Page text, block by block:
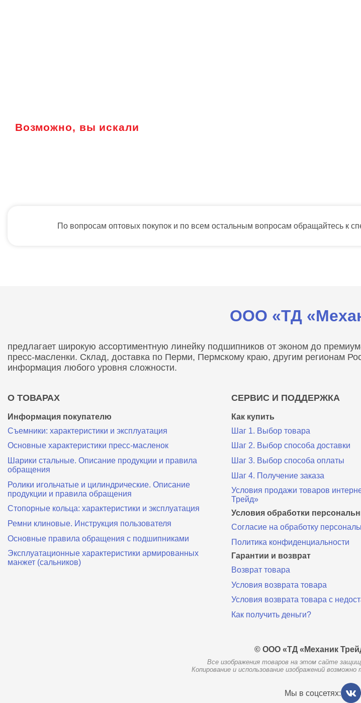
Возможно, вы искали
По вопросам оптовых покупок и по всем остальным вопросам обращайтесь к
ООО «ТД
предлагает широкую ассортиментную линейку подшипников от эконом до
пресс-масленки. Склад, доставка по Перми, Пермскому краю, другим регионам
информация любого уровня сложности.
О ТОВАРАХ
Информация покупателю
Съемники: характеристики и эксплуатация
Основные характеристики пресс‑масленок
Шарики стальные. Описание продукции и правила
обращения
Ролики игольчатые и цилиндрические. Описание
продукции и правила обращения
Стопорные кольца: характеристики и эксплуатация
Ремни клиновые. Инструкция пользователя
Основные правила обращения с подшипниками
Эксплуатационные характеристики армированных
манжет (сальников)
СЕРВИС И ПОДДЕРЖКА
Как купить
Шаг 1. Выбор товара
Шаг 2. Выбор способа доставки
Шаг 3. Выбор способа оплаты
Шаг 4. Получение заказа
Условия продажи товаров
Трейд»
Условия обработки
Согласие на обработку
Политика конфиденциальности
Гарантии и возврат
Возврат товара
Условия возврата товара
Условия возврата товара с
Как получить деньги?
© ООО «ТД «Механик
Все изображения товаров на этом сайте
Копирование и использование изображений
Мы в соцсетях: